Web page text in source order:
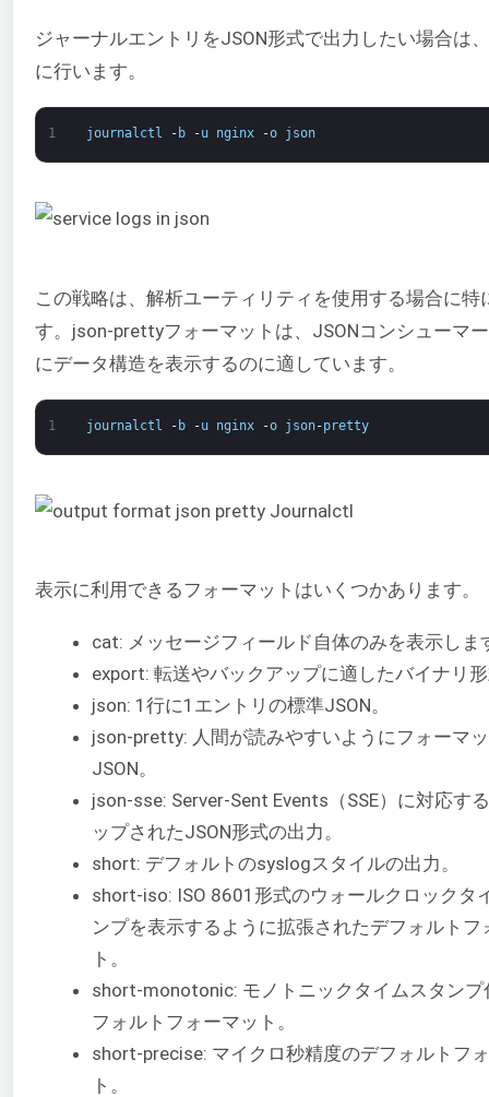
ジャーナルエントリをJSON形式で出力したい場合は
に行います。
1 journalctl - b -u nginx -o json
この戦略は、解析ユーティリティを使用する場合に特
す。json-prettyフォーマットは、JSONコンシューマ
にデータ構造を表示するのに適しています。
1 journalctl - b -u nginx -o json-pretty
表示に利用できるフォーマットはいくつかあります。
cat: メッセージフィールド自体のみを表示しま
export: 転送やバックアップに適したバイナリ
json: 1行に1エントリの標準JSON。
json-pretty: 人間が読みやすいようにフォーマ
JSON。
json-sse: Server-Sent Events（SSE）に対応す
ップされたJSON形式の出力。
short: デフォルトのsyslogスタイルの出力。
short-iso: ISO 8601形式のウォールクロックタ
ンプを表示するように拡張されたデフォルトフ
ト。
short-monotonic: モノトニックタイムスタンプ
フォルトフォーマット。
short-precise: マイクロ秒精度のデフォルトフ
ト。